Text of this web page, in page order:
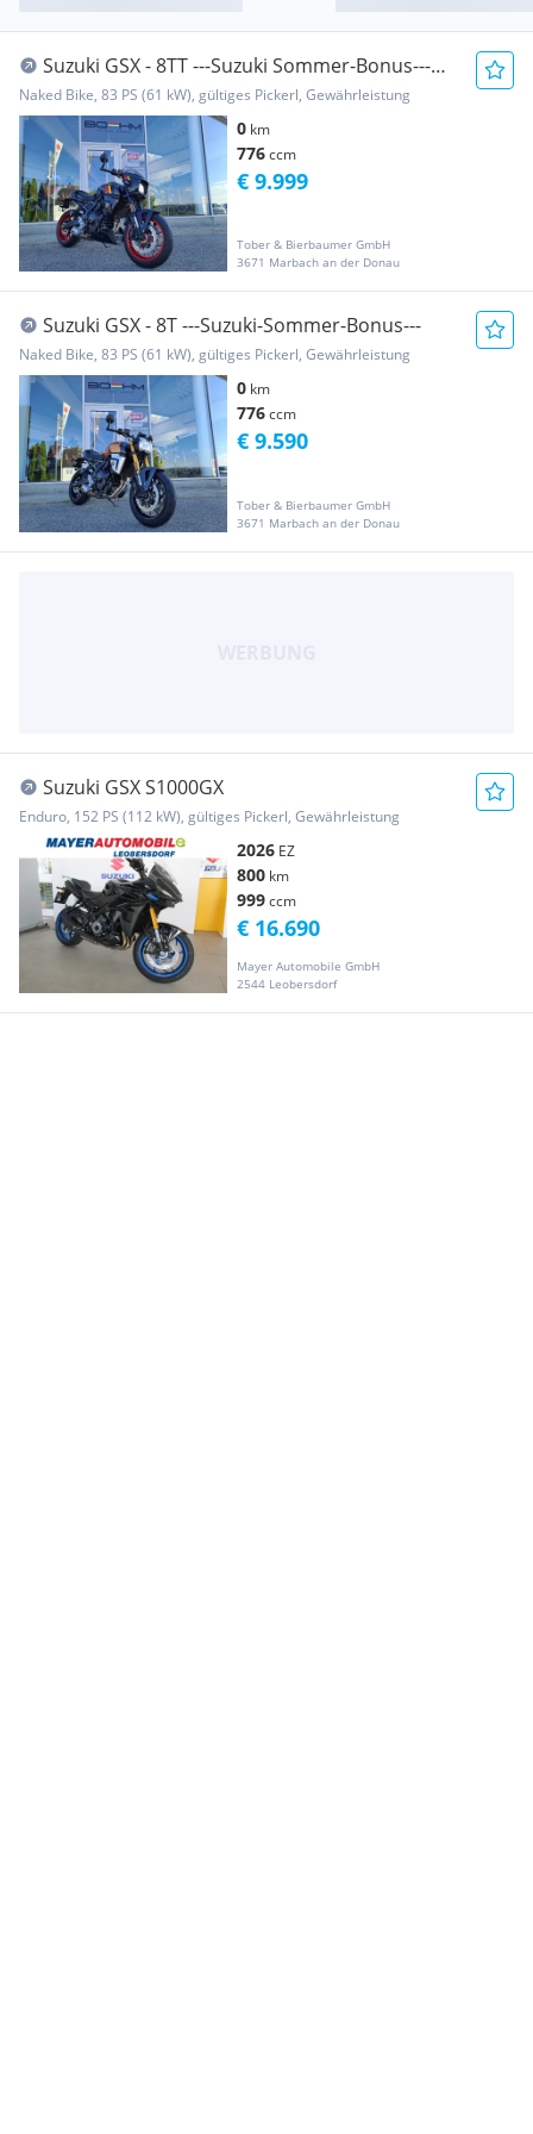
Suzuki GSX - 8TT ---Suzuki Sommer-Bonus---
3/3 Fi...
Naked Bike, 83 PS (61 kW), gültiges Pickerl, Gewährleistung
0 km
776ccm
Tober & Bierbaumer GmbH
3671 Marbach an der Donau
€ 9.999
Suzuki GSX - 8T ---Suzuki-Sommer-Bonus---
Naked Bike, 83 PS (61 kW), gültiges Pickerl, Gewährleistung
0 km
776ccm
Tober & Bierbaumer GmbH
3671 Marbach an der Donau
€ 9.590
Suzuki GSX S1000GX
Enduro, 152 PS (112 kW), gültiges Pickerl, Gewährleistung
2026 EZ
800 km
999ccm
Mayer Automobile GmbH
2544 Leobersdorf
€ 16.690